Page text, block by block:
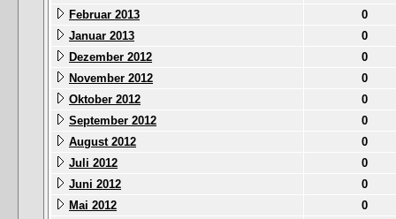
Februar 2013
0
Januar 2013
0
Dezember 2012
0
November 2012
0
Oktober 2012
0
September 2012
0
August 2012
0
Juli 2012
0
Juni 2012
0
Mai 2012
0